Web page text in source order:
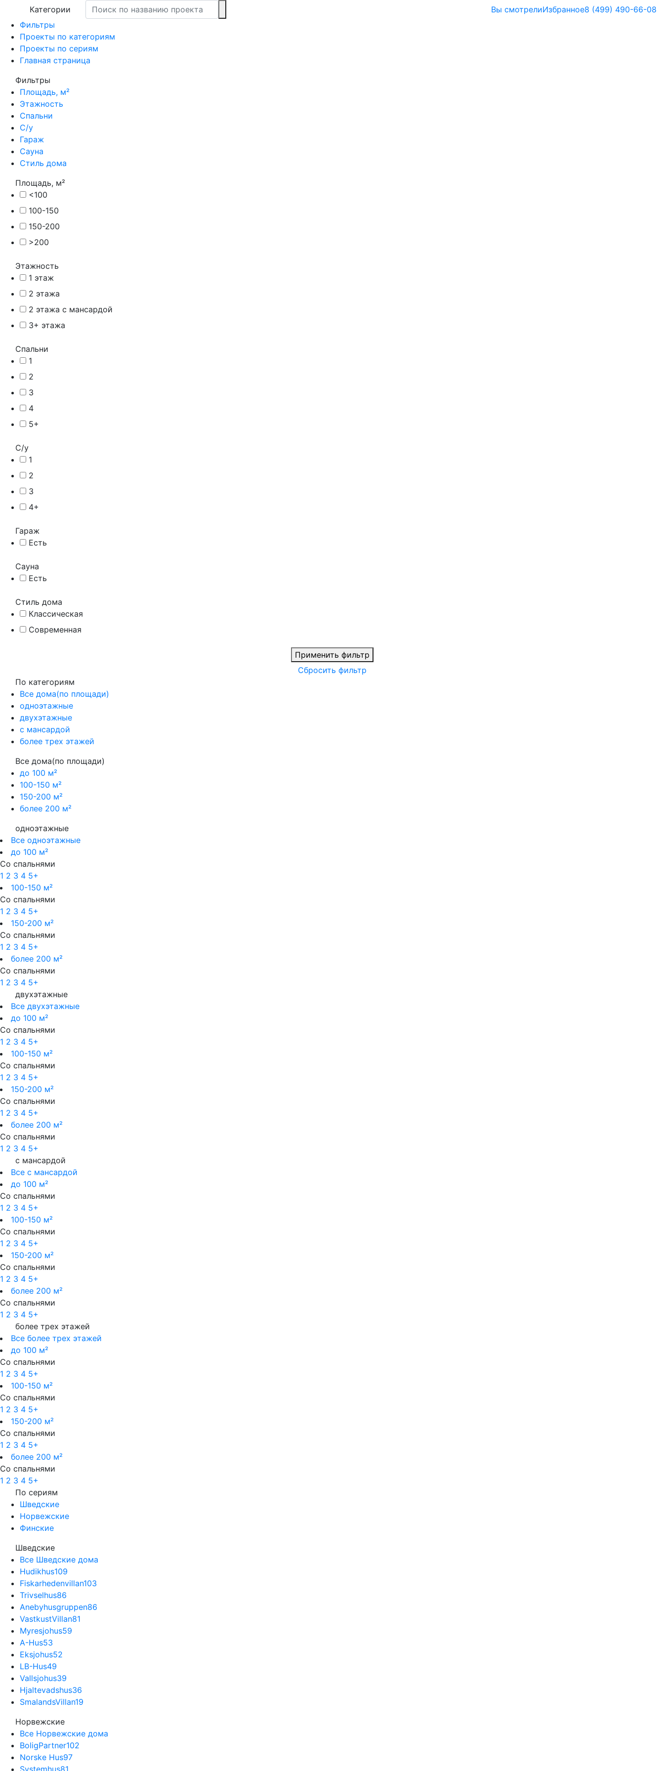
Категории Вы смотрелиИзбранное8 (499) 490-66-08
Фильтры
Проекты по категориям
Проекты по сериям
Главная страница
Фильтры
Площадь, м²
Этажность
Спальни
С/у
Гараж
Сауна
Стиль дома
Площадь, м²
<100
100-150
150-200
>200
Этажность
1 этаж
2 этажа
2 этажа с мансардой
3+ этажа
Спальни
1
2
3
4
5+
С/у
1
2
3
4+
Гараж
Есть
Сауна
Есть
Стиль дома
Классическая
Современная
Применить фильтр
Сбросить фильтр
По категориям
Все дома(по площади)
одноэтажные
двухэтажные
с мансардой
более трех этажей
Все дома(по площади)
до 100 м²
100-150 м²
150-200 м²
более 200 м²
одноэтажные
Все одноэтажные
до 100 м²
Со спальнями
1 2 3 4 5+
100-150 м²
Со спальнями
1 2 3 4 5+
150-200 м²
Со спальнями
1 2 3 4 5+
более 200 м²
Со спальнями
1 2 3 4 5+
двухэтажные
Все двухэтажные
до 100 м²
Со спальнями
1 2 3 4 5+
100-150 м²
Со спальнями
1 2 3 4 5+
150-200 м²
Со спальнями
1 2 3 4 5+
более 200 м²
Со спальнями
1 2 3 4 5+
с мансардой
Все с мансардой
до 100 м²
Со спальнями
1 2 3 4 5+
100-150 м²
Со спальнями
1 2 3 4 5+
150-200 м²
Со спальнями
1 2 3 4 5+
более 200 м²
Со спальнями
1 2 3 4 5+
более трех этажей
Все более трех этажей
до 100 м²
Со спальнями
1 2 3 4 5+
100-150 м²
Со спальнями
1 2 3 4 5+
150-200 м²
Со спальнями
1 2 3 4 5+
более 200 м²
Со спальнями
1 2 3 4 5+
По сериям
Шведские
Норвежские
Финские
Шведские
Все Шведские дома
Hudikhus109
Fiskarhedenvillan103
Trivselhus86
Anebyhusgruppen86
VastkustVillan81
Myresjohus59
A-Hus53
Eksjohus52
LB-Hus49
Vallsjohus39
Hjaltevadshus36
SmalandsVillan19
Норвежские
Все Норвежские дома
BoligPartner102
Norske Hus97
Systemhus81